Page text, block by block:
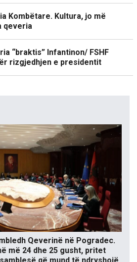
Kombëtare. Kultura, jo më
qeveria
“braktis” Infantinon/ FSHF
rizgjedhjen e presidentit
Qeverinë në Pogradec.
më 24 dhe 25 gusht, pritet